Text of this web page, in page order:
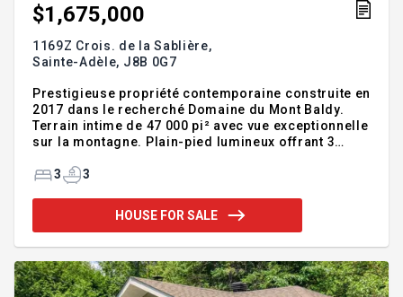
$1,675,000
1169Z Crois. de la Sablière,
Sainte-Adèle, J8B 0G7
Prestigieuse propriété contemporaine construite en
2017 dans le recherché Domaine du Mont Baldy.
Terrain intime de 47 000 pi² avec vue exceptionnelle
sur la montagne. Plain-pied lumineux offrant 3
fenestration abondante et matériaux de qualité.
idéal pour recevoir famille et amis. Garage double
attaché, piscine creusée haut de gamme et
Addendum:Située dans l'un des secteurs les plus
convoités d
3 3
HOUSE FOR SALE